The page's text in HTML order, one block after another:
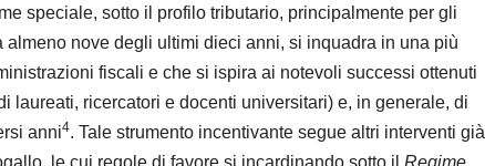
speciale, sotto il profilo tributario, principalmente per gli
almeno nove degli ultimi dieci anni, si inquadra in una più
fiscali e che si ispira ai notevoli successi ottenuti
laureati, ricercatori e docenti universitari) e, in generale, di
anni4. Tale strumento incentivante segue altri interventi già